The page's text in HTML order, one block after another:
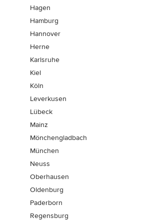
Hagen
Hamburg
Hannover
Herne
Karlsruhe
Kiel
Köln
Leverkusen
Lübeck
Mainz
Mönchen­gladbach
München
Neuss
Oberhausen
Oldenburg
Paderborn
Regensburg